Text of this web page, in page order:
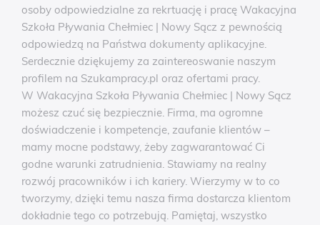
osoby odpowiedzialne za rekrtuację i pracę Wakacyjna
Szkoła Pływania Chełmiec | Nowy Sącz z pewnością
odpowiedzą na Państwa dokumenty aplikacyjne.
Serdecznie dziękujemy za zaintereoswanie naszym
profilem na Szukampracy.pl oraz ofertami pracy.
W Wakacyjna Szkoła Pływania Chełmiec | Nowy Sącz
możesz czuć się bezpiecznie. Firma, ma ogromne
doświadczenie i kompetencje, zaufanie klientów –
mamy mocne podstawy, żeby zagwarantować Ci
godne warunki zatrudnienia. Stawiamy na realny
rozwój pracowników i ich kariery. Wierzymy w to co
tworzymy, dzięki temu nasza firma dostarcza klientom
dokładnie tego co potrzebują. Pamiętaj, wszystko